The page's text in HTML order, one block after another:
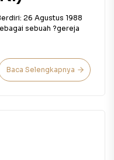
26 Agustus 1988
sebuah ?gereja
Baca Selengkapnya